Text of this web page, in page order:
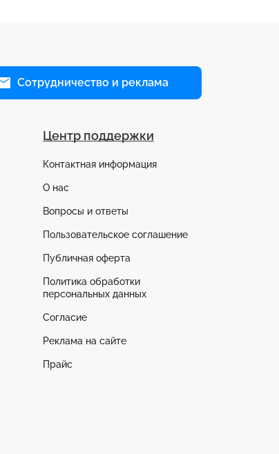
Сотрудничество и реклама
Центр поддержки
Контактная информация
О нас
Вопросы и ответы
Пользовательское соглашение
Публичная оферта
Политика обработки
персональных данных
Согласие
Реклама на сайте
Прайс